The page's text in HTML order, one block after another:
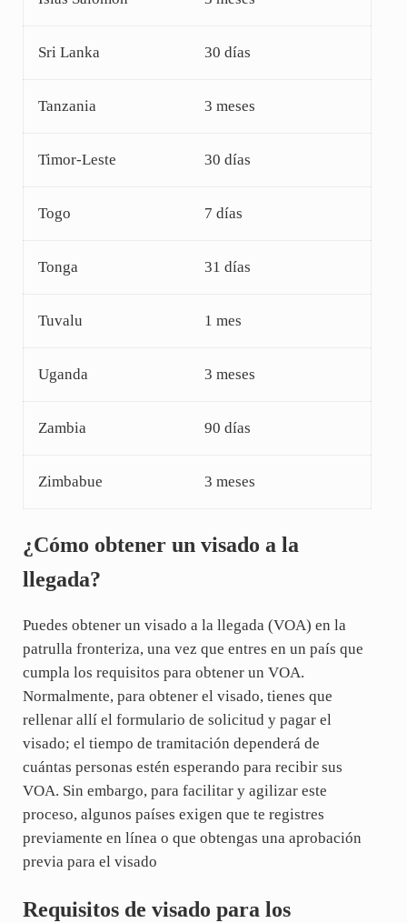
Sri Lanka 30 días
Tanzania 3 meses
Timor-Leste 30 días
Togo 7 días
Tonga 31 días
Tuvalu 1 mes
Uganda 3 meses
Zambia 90 días
Zimbabue 3 meses
¿Cómo obtener un visado a la
llegada?
Puedes obtener un visado a la llegada (VOA) en la
patrulla fronteriza, una vez que entres en un país que
cumpla los requisitos para obtener un VOA.
Normalmente, para obtener el visado, tienes que
rellenar allí el formulario de solicitud y pagar el
visado; el tiempo de tramitación dependerá de
cuántas personas estén esperando para recibir sus
VOA. Sin embargo, para facilitar y agilizar este
proceso, algunos países exigen que te registres
previamente en línea o que obtengas una aprobación
previa para el visado
Requisitos de visado para los